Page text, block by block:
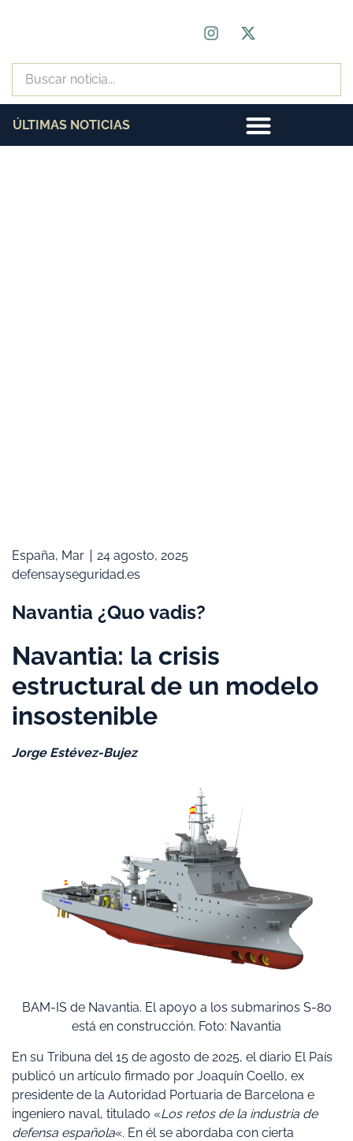
ÚLTIMAS NOTICIAS
España, Mar
24 agosto, 2025
defensayseguridad.es
Navantia ¿Quo vadis?
Navantia: la crisis
estructural de un modelo
insostenible
Jorge Estévez-Bujez
BAM-IS de Navantia. El apoyo a los submarinos S-80
está en construcción. Foto: Navantia
En su Tribuna del 15 de agosto de 2025, el diario El País
publicó un artículo firmado por Joaquín Coello, ex
presidente de la Autoridad Portuaria de Barcelona e
ingeniero naval, titulado «Los retos de la industria de
defensa española«. En él se abordaba con cierta